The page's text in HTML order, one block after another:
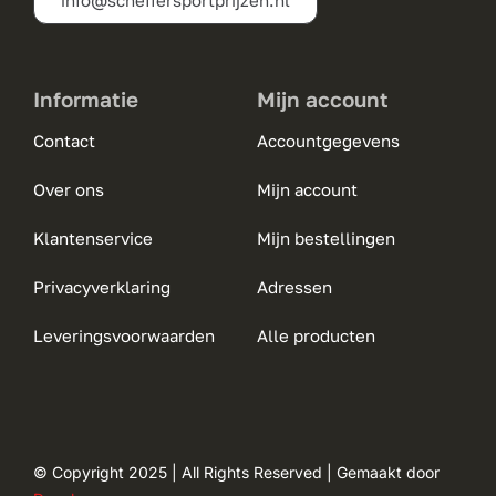
Informatie
Contact
Over ons
Klantenservice
Privacyverklaring
Leveringsvoorwaarden
Mijn account
Accountgegevens
Mijn account
Mijn bestellingen
Adressen
Alle producten
© Copyright 2025 | All Rights Reserved | Gemaakt door